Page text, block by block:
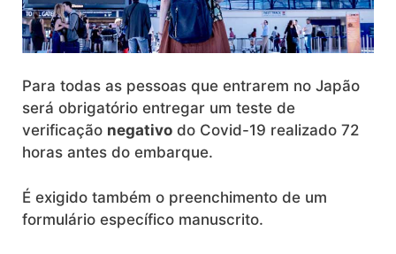
Para todas as pessoas que entrarem no Japão
será obrigatório entregar um teste de
verificação negativo do Covid-19 realizado 72
horas antes do embarque.
É exigido também o preenchimento de um
formulário específico manuscrito.